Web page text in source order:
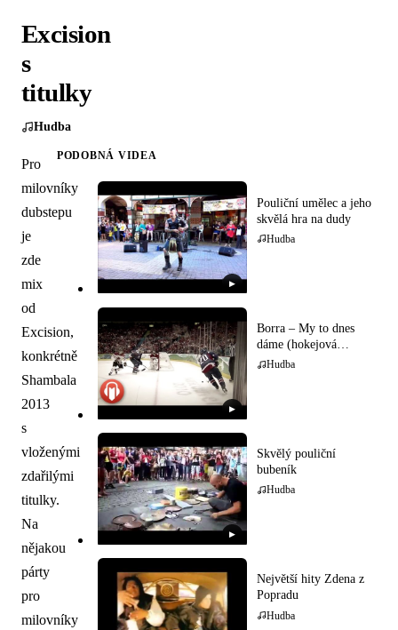
Excision
s
titulky
Hudba
Pro
milovníky
dubstepu
je
zde
mix
od
Excision,
konkrétně
Shambala
2013
s
vloženými
zdařilými
titulky.
Na
nějakou
párty
pro
milovníky
PODOBNÁ VIDEA
▶
Pouliční umělec a jeho
skvělá hra na dudy
Hudba
▶
Borra – My to dnes
dáme (hokejová
hymna)
Hudba
▶
Skvělý pouliční
bubeník
Hudba
Největší hity Zdena z
Popradu
Hudba